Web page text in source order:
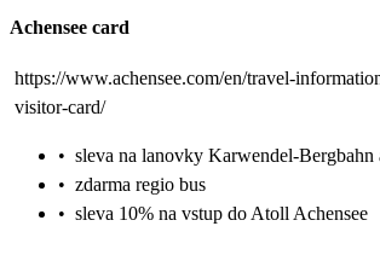
Achensee card
https://www.achensee.com/en/travel-
visitor-card/
• sleva na lanovky Karwendel-Bergbahn
• zdarma regio bus
• sleva 10% na vstup do Atoll Achensee